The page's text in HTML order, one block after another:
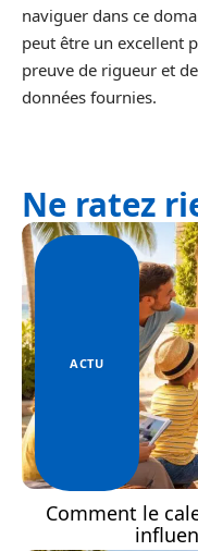
naviguer dans ce
peut être un excellent
preuve de rigueur et
données fournies.
Ne ratez
ACTU
Comment le